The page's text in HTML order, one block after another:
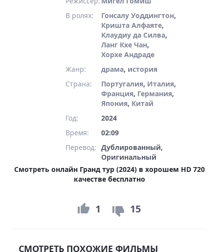
В ролях:
Гонсалу Уоддингтон,
Кришта Алфаяте,
Клаудиу да Силва,
Ланг Кхе Чан,
Хорхе Андраде
Жанр:
драма, история
Страна:
Португалия, Италия,
Франция, Германия,
Япония, Китай
Год:
2024
Время:
02:09
Перевод: Дублированный,
Оригинальный
Смотреть онлайн Гранд тур (2024) в хорошем HD 720
качестве бесплатно
1 15
СМОТРЕТЬ ПОХОЖИЕ ФИЛЬМЫ